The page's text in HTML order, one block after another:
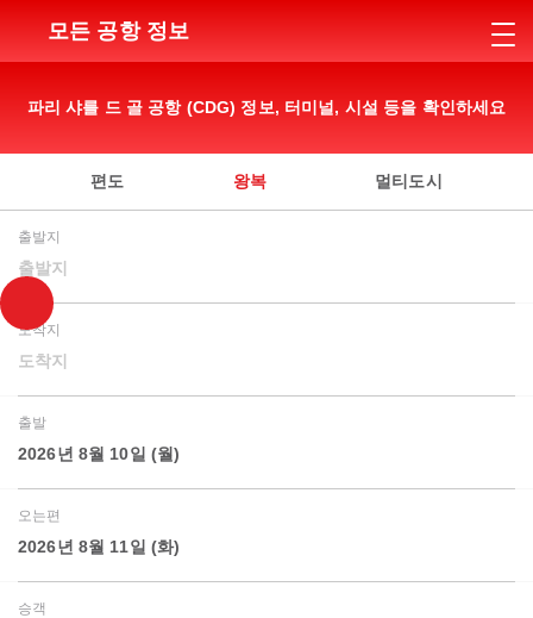
모든 공항 정보
파리 샤를 드 골 공항 (CDG) 정보, 터미널, 시설 등을 확인하세요
편도 왕복 멀티도시
출발지
출발지
도착지
도착지
출발
2026년 8월 10일 (월)
오는편
2026년 8월 11일 (화)
승객